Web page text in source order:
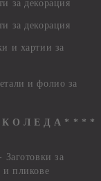
за декорация
за декорация
и хартии за
и фолио за
О Л Е Д А * * * *
Заготовки за
и пликове